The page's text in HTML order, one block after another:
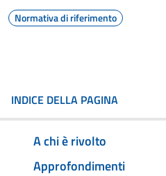
Normativa di riferimento
INDICE DELLA PAGINA
A chi è rivolto
Approfondimenti